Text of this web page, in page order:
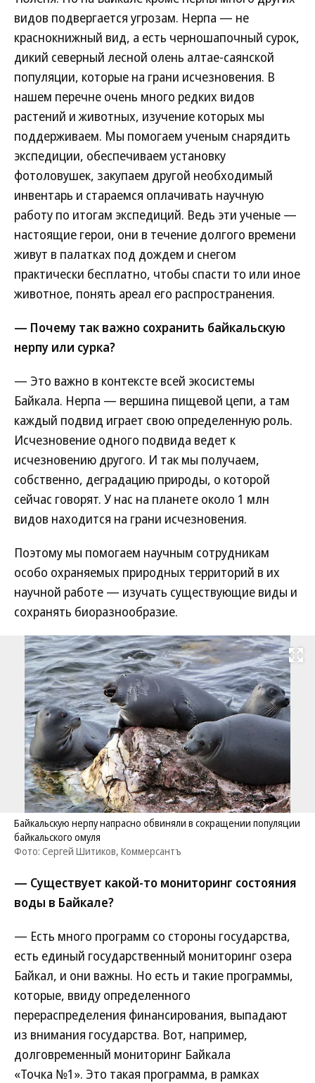
видов подвергается угрозам. Нерпа — не
краснокнижный вид, а есть черношапочный сурок,
дикий северный лесной олень алтае-саянской
популяции, которые на грани исчезновения. В
нашем перечне очень много редких видов
растений и животных, изучение которых мы
поддерживаем. Мы помогаем ученым снарядить
экспедиции, обеспечиваем установку
фотоловушек, закупаем другой необходимый
инвентарь и стараемся оплачивать научную
работу по итогам экспедиций. Ведь эти ученые —
настоящие герои, они в течение долгого времени
живут в палатках под дождем и снегом
практически бесплатно, чтобы спасти то или иное
животное, понять ареал его распространения.
— Почему так важно сохранить байкальскую
нерпу или сурка?
— Это важно в контексте всей экосистемы
Байкала. Нерпа — вершина пищевой цепи, а там
каждый подвид играет свою определенную роль.
Исчезновение одного подвида ведет к
исчезновению другого. И так мы получаем,
собственно, деградацию природы, о которой
сейчас говорят. У нас на планете около 1 млн
видов находится на грани исчезновения.
Поэтому мы помогаем научным сотрудникам
особо охраняемых природных территорий в их
научной работе — изучать существующие виды и
сохранять биоразнообразие.
Развернуть
Байкальскую нерпу напрасно обвиняли в сокращении популяции
байкальского омуля
Фото: Сергей Шитиков, Коммерсантъ
— Существует какой-то мониторинг состояния
воды в Байкале?
— Есть много программ со стороны государства,
есть единый государственный мониторинг озера
Байкал, и они важны. Но есть и такие программы,
которые, ввиду определенного
перераспределения финансирования, выпадают
из внимания государства. Вот, например,
долговременный мониторинг Байкала
«Точка №1». Это такая программа, в рамках